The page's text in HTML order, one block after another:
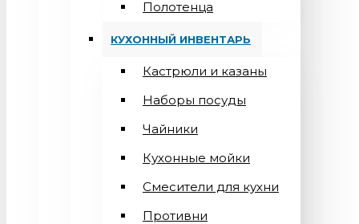
Полотенца
КУХОННЫЙ ИНВЕНТАРЬ
Кастрюли и казаны
Наборы посуды
Чайники
Кухонные мойки
Смесители для кухни
Противни